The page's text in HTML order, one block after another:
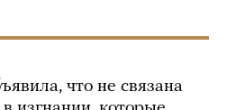
что не связана